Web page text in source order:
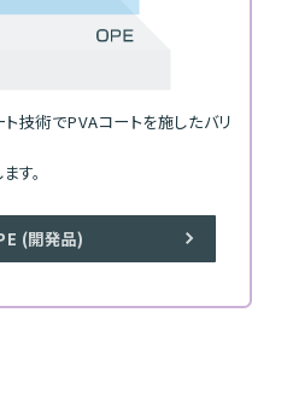
技術でPVAコートを施したバリ
す。
(開発品)